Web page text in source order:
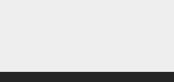
monde, des nouveautés technologiques ,
! Bonne visite